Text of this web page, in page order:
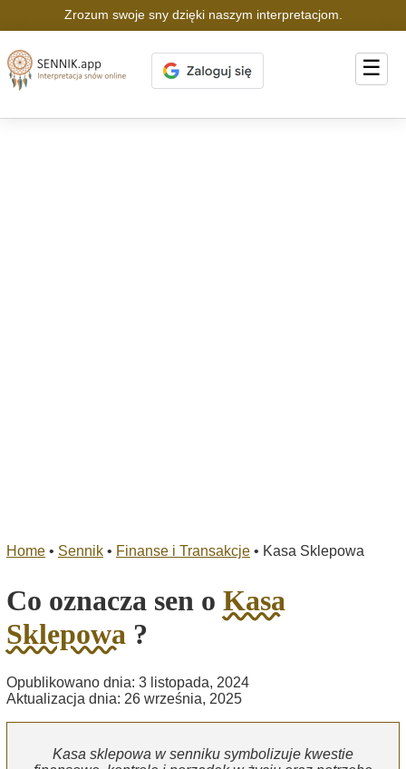
Zrozum swoje sny dzięki naszym interpretacjom.
☰
Home • Sennik • Finanse i Transakcje • Kasa Sklepowa
Co oznacza sen o Kasa
Sklepowa ?
Opublikowano dnia: 3 listopada, 2024
Aktualizacja dnia: 26 września, 2025
Kasa sklepowa w senniku symbolizuje kwestie